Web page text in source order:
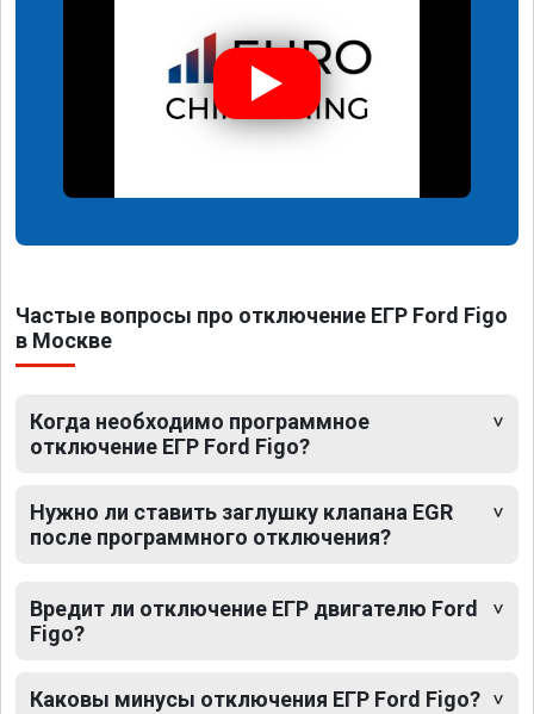
Частые вопросы про отключение ЕГР Ford Figo
в Москве
Когда необходимо программное
отключение ЕГР Ford Figo?
Нужно ли ставить заглушку клапана EGR
после программного отключения?
Вредит ли отключение ЕГР двигателю Ford
Figo?
Каковы минусы отключения ЕГР Ford Figo?